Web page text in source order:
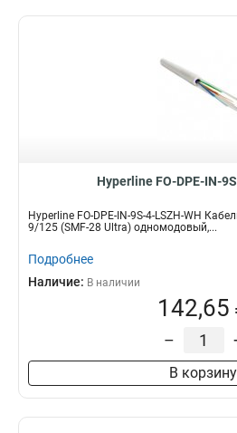
Hyperline FO-DPE-IN-
Hyperline FO-DPE-IN-9S-4-LSZH-WH
9/125 (SMF-28 Ultra) одномодовый,...
Подробнее
Наличие: В наличии
142,65
–
В корзину